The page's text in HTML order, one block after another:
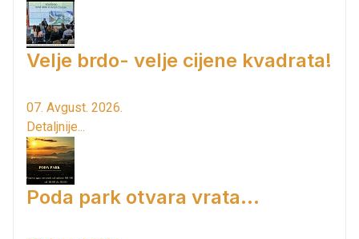
Velje brdo- velje cijene kvadrata!
07. Avgust. 2026.
Detaljnije...
Poda park otvara vrata...